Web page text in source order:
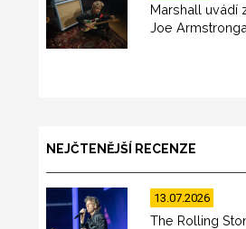
Marshall uvádí
Joe
NEJČTENĚJŠÍ RECENZE
13.07.2026
The Rolling